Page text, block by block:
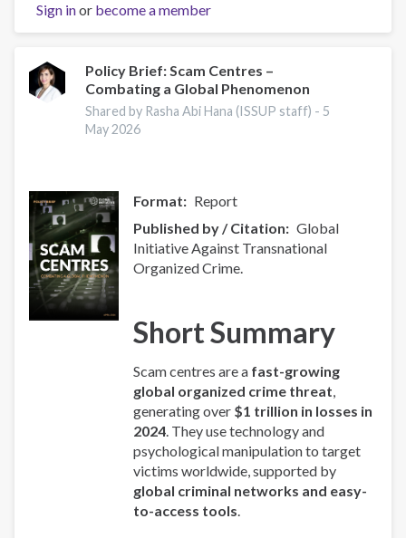
Organized
Crime
2025
-
Europe
Overview
Sign inor become a member
Policy Brief: Scam Centres –
Combating a Global Phenomenon
Shared by Rasha Abi Hana (ISSUP staff) - 5
May 2026
Format
Report
Published by / Citation
Global
Initiative Against Transnational
Organized Crime.
Short Summary
Scam centres are a fast-growing
global organized crime threat,
generating over $1 trillion in losses in
2024. They use technology and
psychological manipulation to target
victims worldwide, supported by
global criminal networks and easy-
to-access tools.